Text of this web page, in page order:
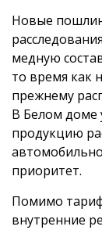
Новые
медную
то время как
прежнему
В Белом доме
продукцию
приоритет.
Помимо
внутренние